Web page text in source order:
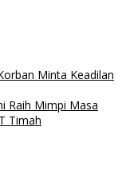
Minta Keadilan
Raih Mimpi Masa
Timah